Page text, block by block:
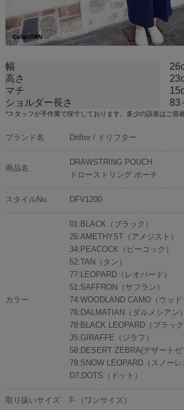
幅
高さ
マチ
ショルダー長さ
83
*スタッフが手作業で採寸しております。多少の誤差はご容
ブランド名 Drifter / ドリフター
商品名
DRAWSTRING POUCH
ドローストリング ポーチ
スタイルNo. DFV1200
カラー
01:BLACK（ブラック）
26:AMETHYST（アメジスト）
34:PEACOCK（ピーコック）
52:TAN（タン）
77:LEOPARD（レオパード）
51:SAFFRON（サフラン）
74:WOODLAND CAMO（ウッド
76:DALMATIAN（ダルメシアン）
78:BLACK LEOPARD（ブラック
J5:GIRAFFE（ジラフ）
58:DESERT ZEBRA(デザートゼ
79:SNOW LEOPARD（スノーレ
D7:DOTS（ドット）
取り扱いサイズ F （ワンサイズ）